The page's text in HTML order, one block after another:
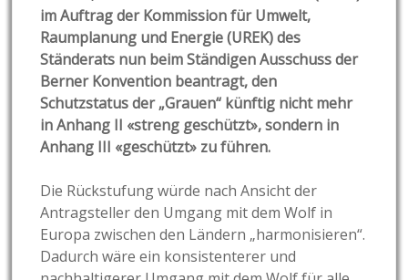
im Auftrag der Kommission für Umwelt,
Raumplanung und Energie (UREK) des
Ständerats nun beim Ständigen Ausschuss der
Berner Konvention beantragt, den
Schutzstatus der „Grauen“ künftig nicht mehr
in Anhang II «streng geschützt», sondern in
Anhang III «geschützt» zu führen.
Die Rückstufung würde nach Ansicht der
Antragsteller den Umgang mit dem Wolf in
Europa zwischen den Ländern „harmonisieren“.
Dadurch wäre ein konsistenterer und